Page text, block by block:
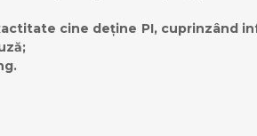
cine deține PI, cuprinzând